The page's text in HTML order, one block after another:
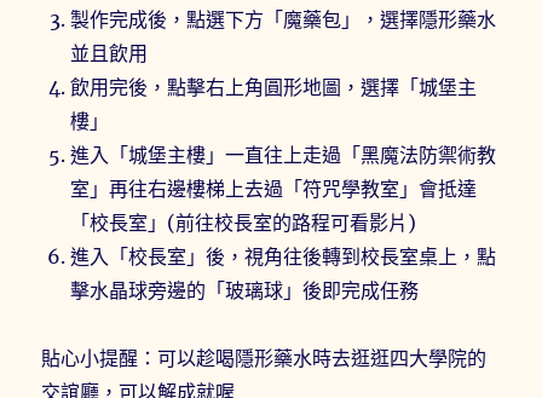
製作完成後，點選下方「魔藥包」，選擇隱形藥水
並且飲用
飲用完後，點擊右上角圓形地圖，選擇「城堡主
樓」
進入「城堡主樓」一直往上走過「黑魔法防禦術教
室」再往右邊樓梯上去過「符咒學教室」會抵達
「校長室」(前往校長室的路程可看影片)
進入「校長室」後，視角往後轉到校長室桌上，點
擊水晶球旁邊的「玻璃球」後即完成任務
貼心小提醒：可以趁喝隱形藥水時去逛逛四大學院的
交誼廳，可以解成就喔